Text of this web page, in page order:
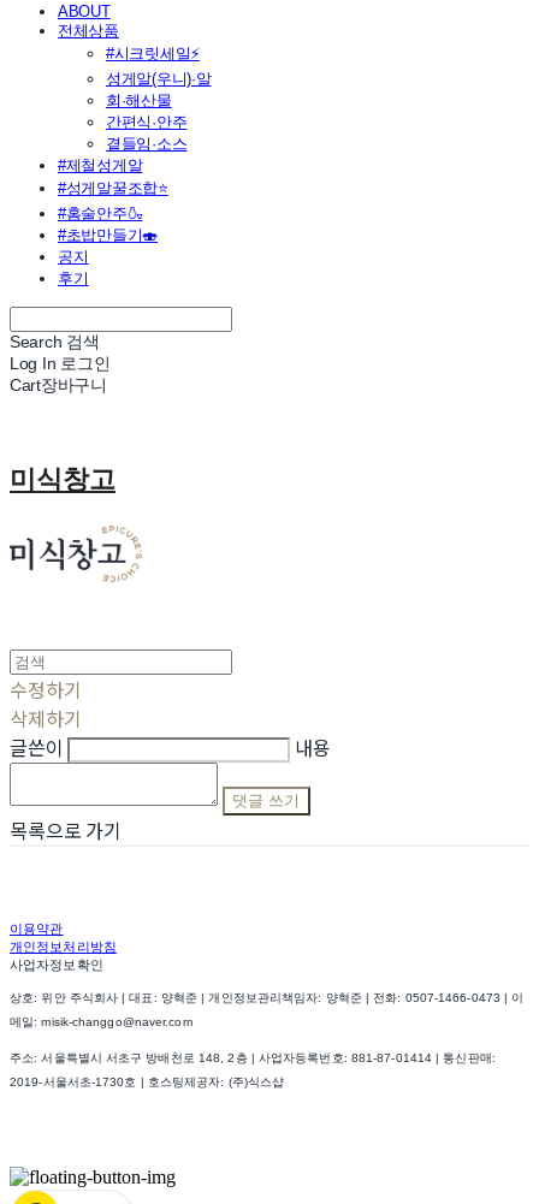
ABOUT
전체상품
#시크릿세일⚡
성게알(우니)·알
회·해산물
간편식·안주
곁들임·소스
#제철성게알
#성게알꿀조합⭐
#홈술안주🍶
#초밥만들기🍣
공지
후기
Search 검색
Log In 로그인
Cart장바구니
미식창고
수정하기
삭제하기
글쓴이
내용
댓글 쓰기
목록으로 가기
이용약관
개인정보처리방침
사업자정보확인
상호: 위안 주식회사 | 대표: 양혁준 | 개인정보관리책임자: 양혁준 | 전화: 0507-1466-0473 | 이
메일: misik-changgo@naver.com
주소: 서울특별시 서초구 방배천로 148, 2층 | 사업자등록번호: 881-87-01414 | 통신판매:
2019-서울서초-1730호
| 호스팅제공자: (주)식스샵